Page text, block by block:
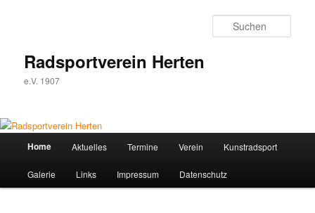
Radsportverein Herten
e.V. 1907
HauptmenüHome Aktuelles Termine Verein Kunstradsport
Galerie Links Impressum Datenschutz